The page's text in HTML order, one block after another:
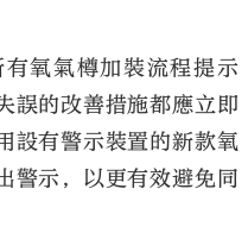
氧氣樽加裝流程提示
誤的改善措施都應立即
設有警示裝置的新款氧
警示，以更有效避免同